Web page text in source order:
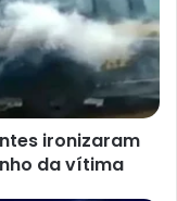
ironizaram
da vítima